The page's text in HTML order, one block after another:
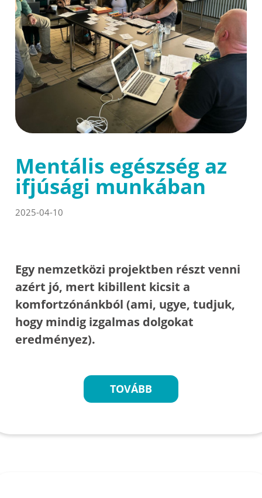
Mentális egészség az
ifjúsági munkában
2025-04-10
Egy nemzetközi projektben részt venni
azért jó, mert kibillent kicsit a
komfortzónánkból (ami, ugye, tudjuk,
hogy mindig izgalmas dolgokat
eredményez).
TOVÁBB